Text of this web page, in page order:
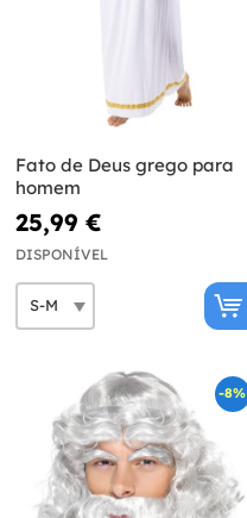
Fato de Deus grego para
homem
25,99 €
DISPONÍVEL
-8%